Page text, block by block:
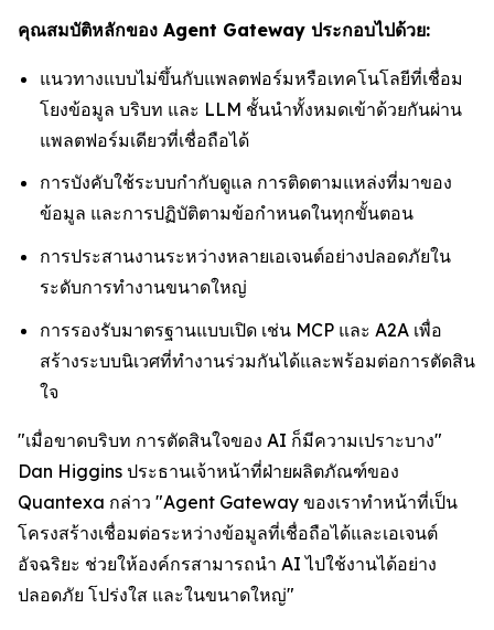
คุณสมบัติหลักของ Agent Gateway ประกอบไปด้วย:
แนวทางแบบไม่ขึ้นกับแพลตฟอร์มหรือเทคโนโลยีที่เชื่อม
โยงข้อมูล บริบท และ LLM ชั้นนำทั้งหมดเข้าด้วยกันผ่าน
แพลตฟอร์มเดียวที่เชื่อถือได้
การบังคับใช้ระบบกำกับดูแล การติดตามแหล่งที่มาของ
ข้อมูล และการปฏิบัติตามข้อกำหนดในทุกขั้นตอน
การประสานงานระหว่างหลายเอเจนต์อย่างปลอดภัยใน
ระดับการทำงานขนาดใหญ่
การรองรับมาตรฐานแบบเปิด เช่น MCP และ A2A เพื่อ
สร้างระบบนิเวศที่ทำงานร่วมกันได้และพร้อมต่อการตัดสิน
ใจ
"เมื่อขาดบริบท การตัดสินใจของ AI ก็มีความเปราะบาง"
Dan Higgins ประธานเจ้าหน้าที่ฝ่ายผลิตภัณฑ์ของ
Quantexa กล่าว "Agent Gateway ของเราทำหน้าที่เป็น
โครงสร้างเชื่อมต่อระหว่างข้อมูลที่เชื่อถือได้และเอเจนต์
อัจฉริยะ ช่วยให้องค์กรสามารถนำ AI ไปใช้งานได้อย่าง
ปลอดภัย โปร่งใส และในขนาดใหญ่"